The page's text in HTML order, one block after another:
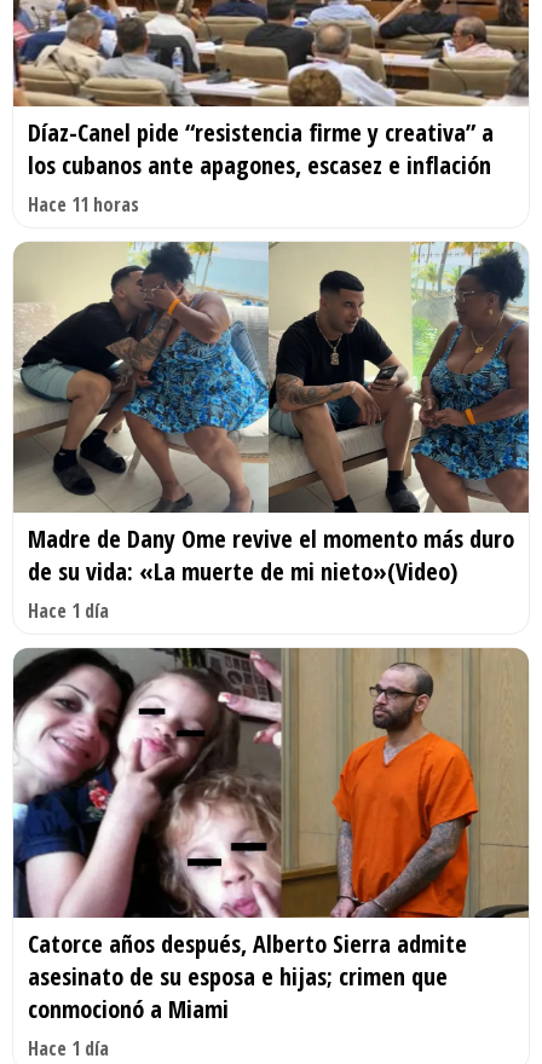
Díaz-Canel pide “resistencia firme y creativa” a
los cubanos ante apagones, escasez e inflación
Hace 11 horas
Madre de Dany Ome revive el momento más duro
de su vida: «La muerte de mi nieto»(Video)
Hace 1 día
Catorce años después, Alberto Sierra admite
asesinato de su esposa e hijas; crimen que
conmocionó a Miami
Hace 1 día